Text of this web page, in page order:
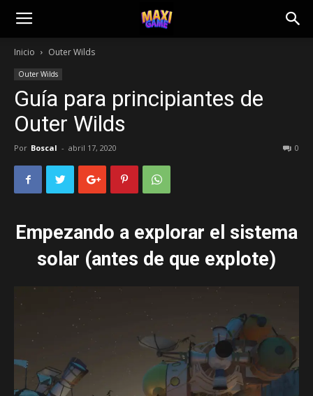
Inicio Outer Wilds
Outer Wilds
Guía para principiantes de
Outer Wilds
Por Boscal - abril 17, 2020 0
Empezando a explorar el sistema
solar (antes de que explote)